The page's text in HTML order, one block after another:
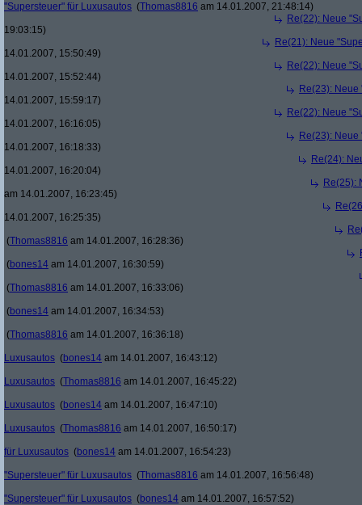
"Supersteuer" für Luxusautos (Thomas8816 am 14.01.2007, 21:48:14)
Re(22): Neue
19:03:15)
Re(21): Neue
14.01.2007, 15:50:49)
Re(22): Neue
14.01.2007, 15:52:44)
Re(23):
14.01.2007, 15:59:17)
Re(22): Neue
14.01.2007, 16:16:05)
Re(23):
14.01.2007, 16:18:33)
Re(24):
14.01.2007, 16:20:04)
Re(25):
am 14.01.2007, 16:23:45)
14.01.2007, 16:25:35)
(Thomas8816 am 14.01.2007, 16:28:36)
(bones14 am 14.01.2007, 16:30:59)
(Thomas8816 am 14.01.2007, 16:33:06)
(bones14 am 14.01.2007, 16:34:53)
(Thomas8816 am 14.01.2007, 16:36:18)
Luxusautos (bones14 am 14.01.2007, 16:43:12)
Luxusautos (Thomas8816 am 14.01.2007, 16:45:22)
Luxusautos (bones14 am 14.01.2007, 16:47:10)
Luxusautos (Thomas8816 am 14.01.2007, 16:50:17)
für Luxusautos (bones14 am 14.01.2007, 16:54:23)
"Supersteuer" für Luxusautos (Thomas8816 am 14.01.2007, 16:56:48)
"Supersteuer" für Luxusautos (bones14 am 14.01.2007, 16:57:52)